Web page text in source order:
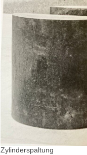
Zylinderspaltung